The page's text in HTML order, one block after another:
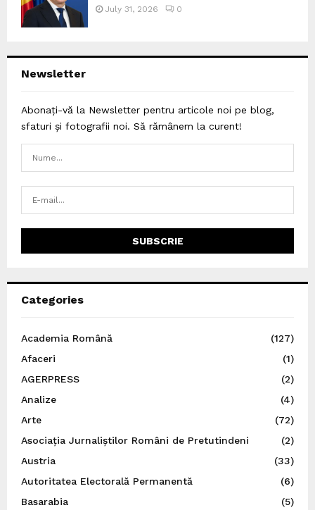
July 31, 2026 0
Newsletter
Abonați-vă la Newsletter pentru articole noi pe blog,
sfaturi și fotografii noi. Să rămânem la curent!
Categories
Academia Română
(127)
Afaceri
(1)
AGERPRESS
(2)
Analize
(4)
Arte
(72)
Asociația Jurnaliștilor Români de Pretutindeni
(2)
Austria
(33)
Autoritatea Electorală Permanentă
(6)
Basarabia
(5)